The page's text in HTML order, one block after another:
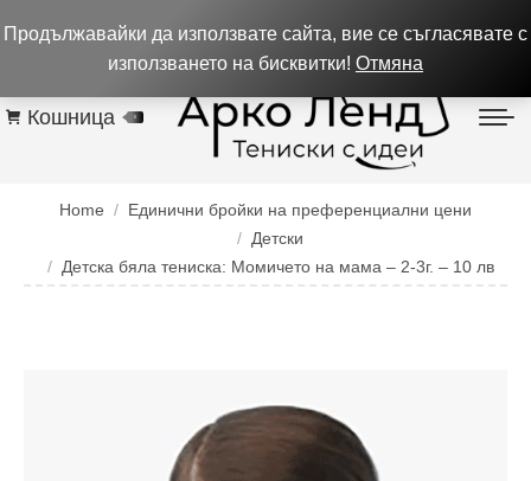
Контакти
Кошница
Home
Единични бройки на преференциални цени
Детски
Детска бяла тениска: Момичето на мама – 2-3г. – 10 лв
Продължавайки да използвате сайта, вие се съгласявате с
използването на бисквитки! Отмяна